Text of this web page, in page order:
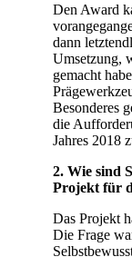
Den Award
dann
Umsetzung,
gemacht
Besonderes
die
Jahres 2018
2. Wie sind
Projekt für
Das Projekt
Die Frage